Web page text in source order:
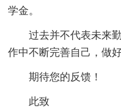
学金。
过去并不代表未来
作中不断完善自己，做
期待您的反馈！
此致